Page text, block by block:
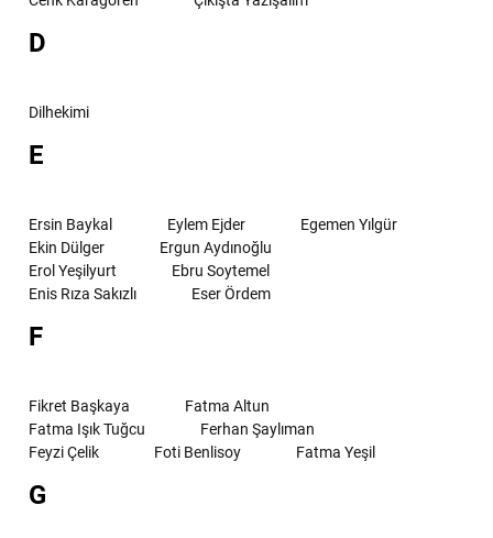
D
Dilhekimi
E
Ersin Baykal Eylem Ejder
Egemen Yılgür
Ekin Dülger
Ergun Aydınoğlu
Erol Yeşilyurt
Ebru Soytemel
Enis Rıza Sakızlı
Eser Ördem
F
Fikret Başkaya
Fatma Altun
Fatma Işık Tuğcu
Ferhan Şaylıman
Feyzi Çelik
Foti Benlisoy Fatma Yeşil
G